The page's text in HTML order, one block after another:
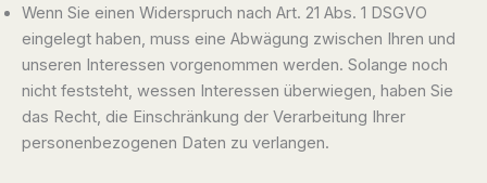
Wenn Sie einen Widerspruch nach Art. 21 Abs. 1 DSGVO
eingelegt haben, muss eine Abwägung zwischen Ihren und
unseren Interessen vorgenommen werden. Solange noch
nicht feststeht, wessen Interessen überwiegen, haben Sie
das Recht, die Einschränkung der Verarbeitung Ihrer
personenbezogenen Daten zu verlangen.